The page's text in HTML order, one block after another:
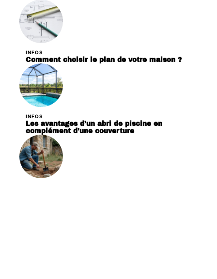
INFOS
Comment choisir le plan de votre maison ?
INFOS
Les avantages d’un abri de piscine en
complément d’une couverture